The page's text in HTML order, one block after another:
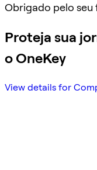
Obrigado pelo seu
Proteja sua
o OneKey
View details for